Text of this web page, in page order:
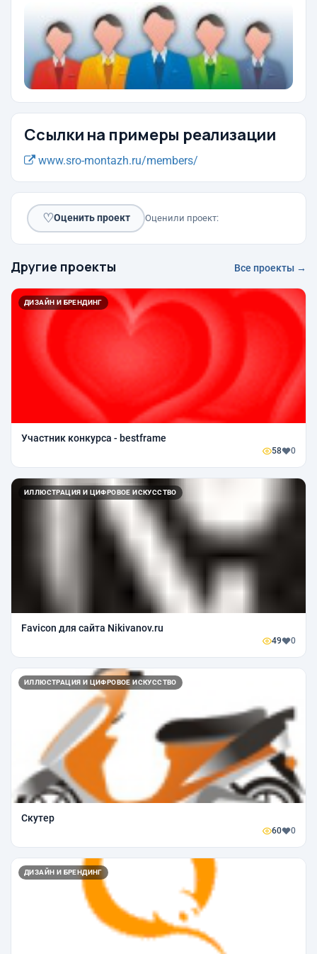
Ссылки на примеры реализации
www.sro-montazh.ru/members/
♡Оценить проект Оценили проект:
Другие проекты Все проекты →
ДИЗАЙН И БРЕНДИНГ
Участник конкурса - bestframe
58 0
ИЛЛЮСТРАЦИЯ И ЦИФРОВОЕ ИСКУССТВО
Favicon для сайта Nikivanov.ru
49 0
ИЛЛЮСТРАЦИЯ И ЦИФРОВОЕ ИСКУССТВО
Скутер
60 0
ДИЗАЙН И БРЕНДИНГ